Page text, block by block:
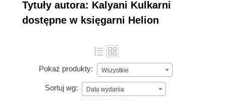
Tytuły autora: Kalyani Kulkarni
dostępne w księgarni Helion
Pokaż produkty: Wszystkie
Sortuj wg: Data wydania